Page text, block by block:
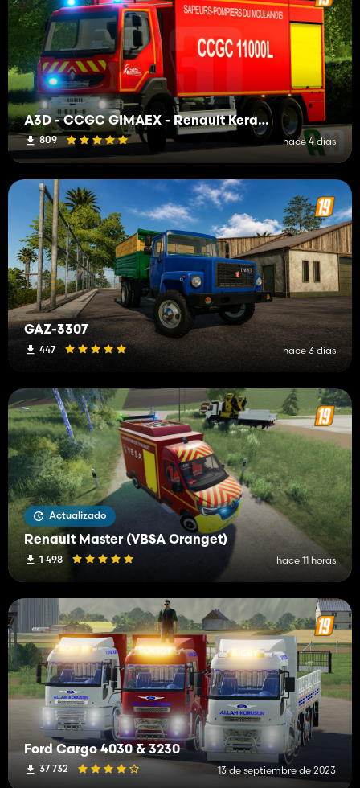
A3D - CCGC GIMAEX - Renault Kerax 2011
809 hace 4 días
GAZ-3307
447 hace 3 días
Actualizado
Renault Master (VBSA Oranget)
1 498 hace 11 horas
Ford Cargo 4030 & 3230
37 732 13 de septiembre de 2023